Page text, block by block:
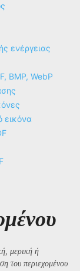
ενέργειας
BMP, WebP
εικόνα
μερική ή
του περιεχομένου